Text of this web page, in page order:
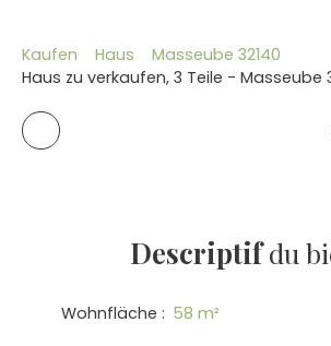
Kaufen Haus
Masseube 32140
Haus zu verkaufen, 3 Teile - Masseube
Descriptifdu
Wohnfläche : 58 m²